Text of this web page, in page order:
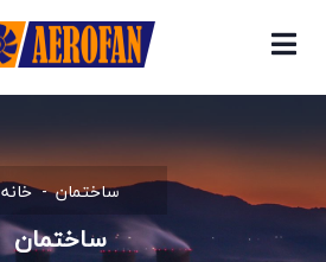
خانه ساختمان
ساختمان